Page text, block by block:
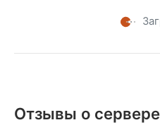
Отзывы о сервере